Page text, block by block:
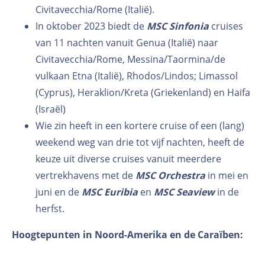
Civitavecchia/Rome (Italië).
In oktober 2023 biedt de MSC Sinfonia cruises
van 11 nachten vanuit Genua (Italië) naar
Civitavecchia/Rome, Messina/Taormina/de
vulkaan Etna (Italië), Rhodos/Lindos; Limassol
(Cyprus), Heraklion/Kreta (Griekenland) en Haifa
(Israël)
Wie zin heeft in een kortere cruise of een (lang)
weekend weg van drie tot vijf nachten, heeft de
keuze uit diverse cruises vanuit meerdere
vertrekhavens met de MSC Orchestra in mei en
juni en de MSC Euribia en MSC Seaviewin de
herfst.
Hoogtepunten in Noord-Amerika en de Caraïben: